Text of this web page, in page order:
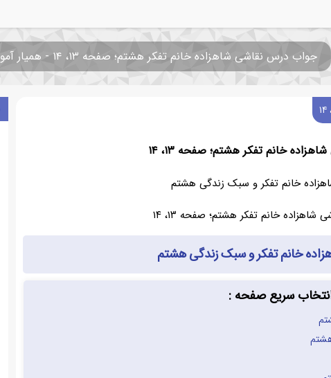
جواب درس نقاشی شاهزاده خانم تفکر هشتم؛ صفحه ۱۳، ۱۴ - همیار آموزش
خانم تفکر هشتم؛ صفحه ۱۳، ۱۴
خانم تفکر و سبک زندگی هشتم
خانم تفکر و سبک زندگی هشتم
سریع صفحه :